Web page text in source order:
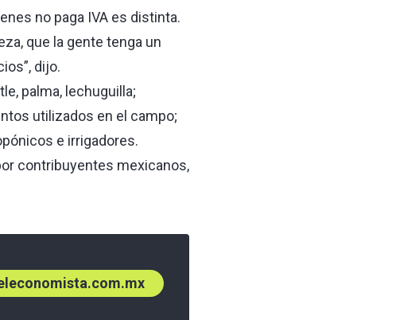
no paga IVA es distinta.
que la gente tenga un
dijo.
palma, lechuguilla;
utilizados en el campo;
e irrigadores.
contribuyentes mexicanos,